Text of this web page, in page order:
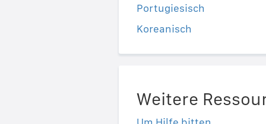
Portugiesisch
Koreanisch
Weitere